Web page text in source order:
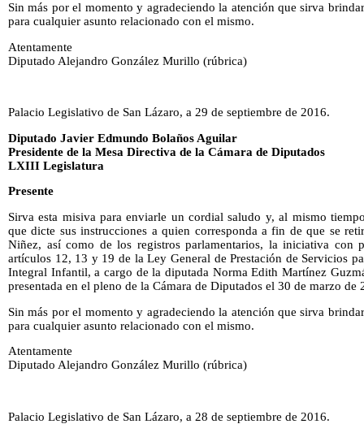
Sin más por el momento y agradeciendo la atención que sirva
para cualquier asunto relacionado con el mismo.
Atentamente
Diputado Alejandro González Murillo (rúbrica)
Palacio Legislativo de San Lázaro, a 29 de septiembre de 2016.
Diputado Javier Edmundo Bolaños Aguilar
Presidente de la Mesa Directiva de la Cámara de Diputados
LXIII Legislatura
Presente
Sirva esta misiva para enviarle un cordial saludo y, al mismo
que dicte sus instrucciones a quien corresponda a fin de que se
Niñez, así como de los registros parlamentarios, la iniciativa con
artículos 12, 13 y 19 de la Ley General de Prestación de Servicios
Integral Infantil, a cargo de la diputada Norma Edith Martínez
presentada en el pleno de la Cámara de Diputados el 30 de marzo de
Sin más por el momento y agradeciendo la atención que sirva
para cualquier asunto relacionado con el mismo.
Atentamente
Diputado Alejandro González Murillo (rúbrica)
Palacio Legislativo de San Lázaro, a 28 de septiembre de 2016.